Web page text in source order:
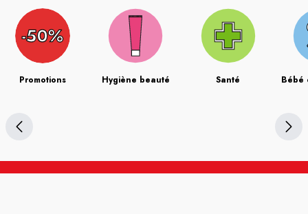
Promotions Hygiène beauté Santé Bébé